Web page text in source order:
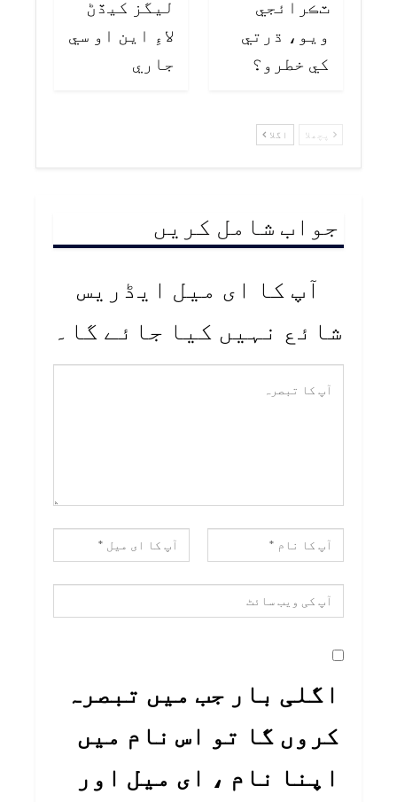
ٽڪرائجي
ويو، ڌرتي
کي خطرو؟
ليگز کيڏڻ
لاءِ اين او سي
جاري
پچھلا اگلا
جواب شامل کریں
آپ کا ای میل ایڈریس
شائع نہیں کیا جائے گا۔
اگلی بار جب میں تبصرہ
کروں گا تو اس نام میں
اپنا نام ، ای میل اور